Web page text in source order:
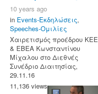
10 years ago
in Events-Εκδηλώσεις,
Speeches-Ομιλίες
Χαιρετισμός προέδρου ΚΕΕ
& ΕΒΕΑ Κωνσταντίνου
Μίχαλου στο Διεθνές
Συνέδριο Διαιτησίας,
29.11.16
11,136 views